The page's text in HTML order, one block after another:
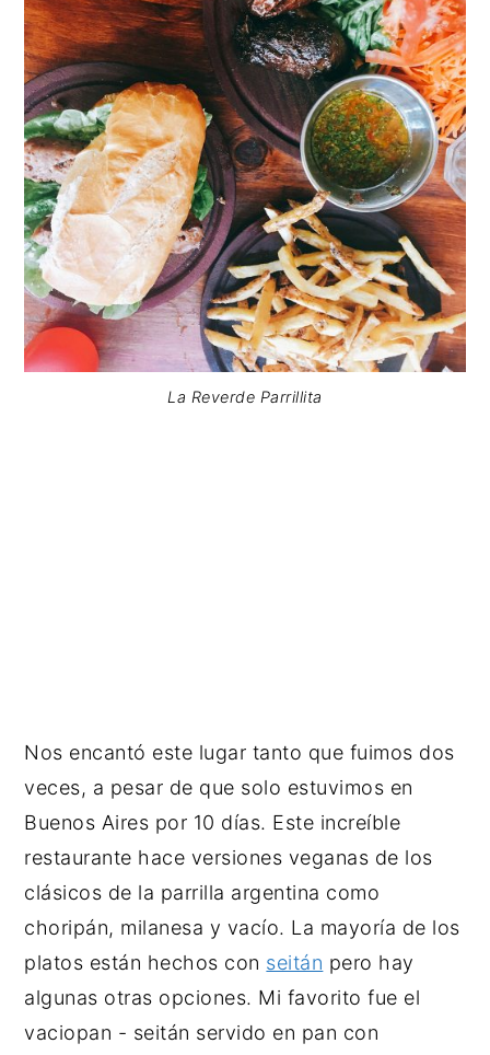
La Reverde Parrillita
Nos encantó este lugar tanto que fuimos dos
veces, a pesar de que solo estuvimos en
Buenos Aires por 10 días. Este increíble
restaurante hace versiones veganas de los
clásicos de la parrilla argentina como
choripán, milanesa y vacío. La mayoría de los
platos están hechos con seitán pero hay
algunas otras opciones. Mi favorito fue el
vaciopan - seitán servido en pan con